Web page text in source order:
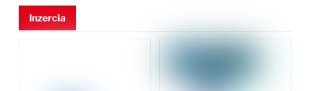
Inzercia